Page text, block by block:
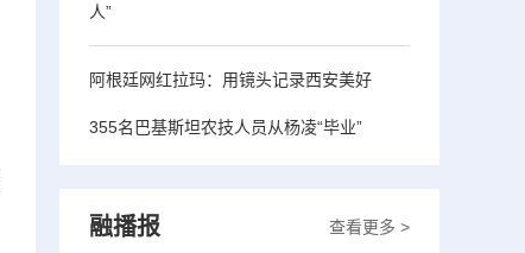
人”
阿根廷网红拉玛：用镜头记录西安美好
355名巴基斯坦农技人员从杨凌“毕业”
查看更多 >
融播报